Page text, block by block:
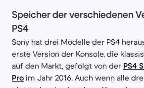
Speicher der verschiedenen
PS4
Sony hat drei Modelle der PS4
erste Version der Konsole, die
auf den Markt, gefolgt von der PS4
Pro im Jahr 2016. Auch wenn alle